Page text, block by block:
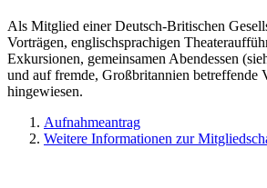
Als Mitglied einer Deutsch-Britischen
Vorträgen, englischsprachigen
Exkursionen, gemeinsamen Abendessen
und auf fremde, Großbritannien betreffende
hingewiesen.
Aufnahmeantrag
Weitere Informationen zur